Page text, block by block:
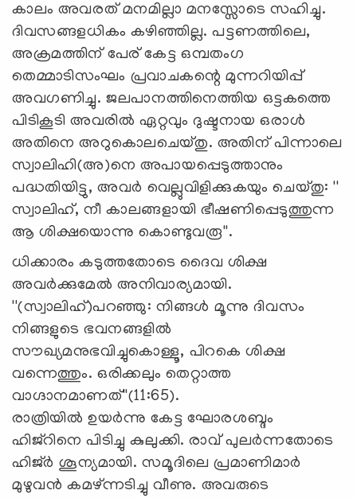
കാലം അവരത് മനമില്ലാ മനസ്സോടെ സഹിച്ചു.
ദിവസങ്ങളധികം കഴിഞ്ഞില്ല. പട്ടണത്തിലെ,
അക്രമത്തിന് പേര് കേട്ട ഒമ്പതംഗ
തെമ്മാടിസംഘം പ്രവാചകന്റെ മുന്നറിയിപ്പ്
അവഗണിച്ചു. ജലപാനത്തിനെത്തിയ ഒട്ടകത്തെ
പിടികൂടി അവരില്‍ ഏറ്റവും ദുഷ്ടനായ ഒരാള്‍
അതിനെ അറുകൊലചെയ്തു. അതിന് പിന്നാലെ
സ്വാലിഹി(അ)നെ അപായപ്പെടുത്താനും
പദ്ധതിയിട്ടു, അവര്‍ വെല്ലുവിളിക്കുകയും ചെയ്തു: ''
സ്വാലിഹ്, നീ കാലങ്ങളായി ഭീഷണിപ്പെടുത്തുന്ന
ആ ശിക്ഷയൊന്നു കൊണ്ടുവരൂ''.
ധിക്കാരം കടുത്തതോടെ ദൈവ ശിക്ഷ
അവര്‍ക്കുമേല്‍ അനിവാര്യമായി.
''(സ്വാലിഹ്)പറഞ്ഞു: നിങ്ങള്‍ മൂന്നു ദിവസം
നിങ്ങളുടെ ഭവനങ്ങളില്‍
സൗഖ്യമനുഭവിച്ചുകൊള്ളൂ, പിറകെ ശിക്ഷ
വന്നെത്തും. ഒരിക്കലും തെറ്റാത്ത
വാഗ്ദാനമാണത്''(11:65).
രാത്രിയില്‍ ഉയര്‍ന്നു കേട്ട ഘോരശബ്ദം
ഹിജ്‌റിനെ പിടിച്ചു കുലുക്കി. രാവ് പുലര്‍ന്നതോടെ
ഹിജ്ര്‍ ശൂന്യമായി. സമൂദിലെ പ്രമാണിമാര്‍
മുഴുവന്‍ കമഴ്ന്നടിച്ചു വീണു. അവരുടെ